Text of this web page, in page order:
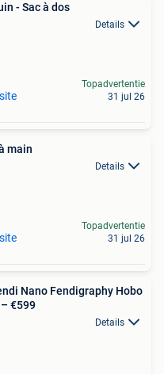
- Sac à dos
Details
Topadvertentie
31 jul 26
main
Details
Topadvertentie
31 jul 26
Nano Fendigraphy Hobo
€599
Details